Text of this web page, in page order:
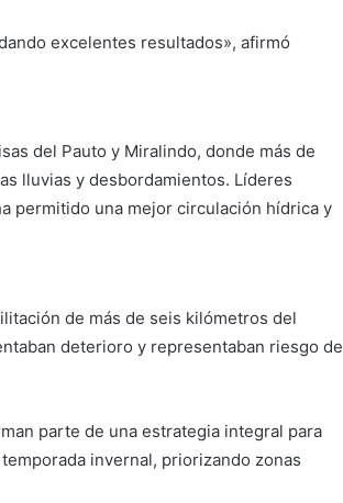
excelentes resultados», afirmó
del Pauto y Miralindo, donde más de
lluvias y desbordamientos. Líderes
permitido una mejor circulación hídrica y
de más de seis kilómetros del
deterioro y representaban riesgo de
parte de una estrategia integral para
invernal, priorizando zonas